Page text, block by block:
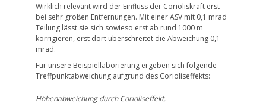
Wirklich relevant wird der Einfluss der Corioliskraft erst
bei sehr großen Entfernungen. Mit einer ASV mit 0,1 mrad
Teilung lässt sie sich sowieso erst ab rund 1000 m
korrigieren, erst dort überschreitet die Abweichung 0,1
mrad.
Für unsere Beispiellaborierung ergeben sich folgende
Treffpunktabweichung aufgrund des Corioliseffekts:
Höhenabweichung durch Corioliseffekt.